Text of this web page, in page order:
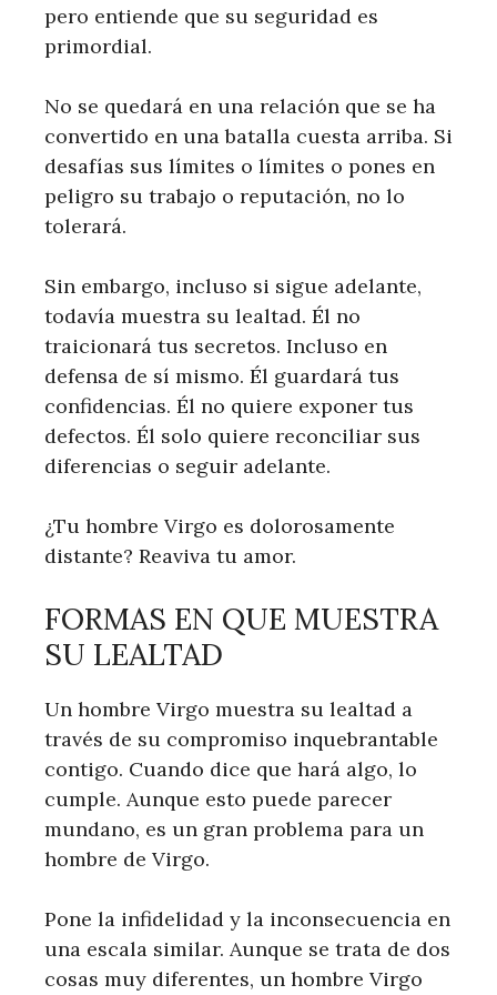
pero entiende que su seguridad es
primordial.
No se quedará en una relación que se ha
convertido en una batalla cuesta arriba. Si
desafías sus límites o límites o pones en
peligro su trabajo o reputación, no lo
tolerará.
Sin embargo, incluso si sigue adelante,
todavía muestra su lealtad. Él no
traicionará tus secretos. Incluso en
defensa de sí mismo. Él guardará tus
confidencias. Él no quiere exponer tus
defectos. Él solo quiere reconciliar sus
diferencias o seguir adelante.
¿Tu hombre Virgo es dolorosamente
distante? Reaviva tu amor.
FORMAS EN QUE MUESTRA
SU LEALTAD
Un hombre Virgo muestra su lealtad a
través de su compromiso inquebrantable
contigo. Cuando dice que hará algo, lo
cumple. Aunque esto puede parecer
mundano, es un gran problema para un
hombre de Virgo.
Pone la infidelidad y la inconsecuencia en
una escala similar. Aunque se trata de dos
cosas muy diferentes, un hombre Virgo